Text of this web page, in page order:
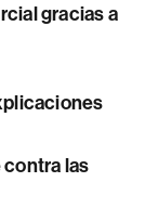
gracias a
las